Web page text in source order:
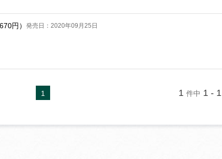
円） 発売日：2020年09月25日
1 1 件中 1 - 1